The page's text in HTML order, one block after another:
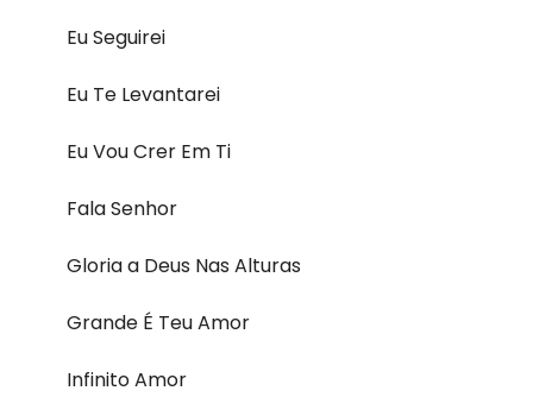
Eu Seguirei
Eu Te Levantarei
Eu Vou Crer Em Ti
Fala Senhor
Gloria a Deus Nas Alturas
Grande É Teu Amor
Infinito Amor